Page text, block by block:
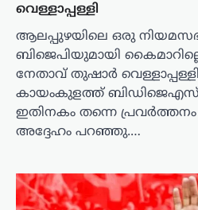
വെള്ളാപ്പള്ളി
ആലപ്പുഴയിലെ ഒരു
ബിജെപിയുമായി
നേതാവ് തുഷാർ
കായംകുളത്ത് ബിഡിജെഎസ്
ഇതിനകം തന്നെ പ്രവർത്തനം
അദ്ദേഹം പറഞ്ഞു.…